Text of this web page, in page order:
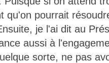
qu'on pourrait
je l'ai dit au
aussi à
sorte, ne pas